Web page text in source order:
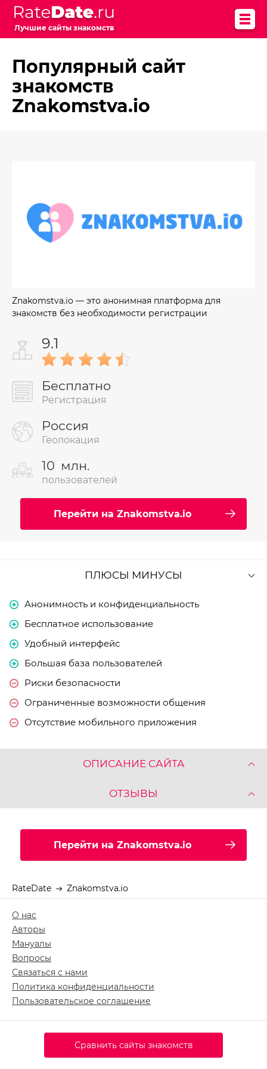
Лучшие сайты знакомств
Популярный сайт
знакомств
Znakomstva.io
Znakomstva.io — это анонимная платформа для
знакомств без необходимости регистрации
9.1
Бесплатно
Регистрация
Россия
Геолокация
10 млн.
пользователей
Перейти на Znakomstva.io
ПЛЮСЫ МИНУСЫ
Анонимность и конфиденциальность
Бесплатное использование
Удобный интерфейс
Большая база пользователей
Риски безопасности
Ограниченные возможности общения
Отсутствие мобильного приложения
ОПИСАНИЕ САЙТА
ОТЗЫВЫ
Перейти на Znakomstva.io
RateDate Znakomstva.io
О нас
Авторы
Мануалы
Вопросы
Связаться с нами
Политика конфиденциальности
Пользовательское соглашение
Сравнить сайты знакомств